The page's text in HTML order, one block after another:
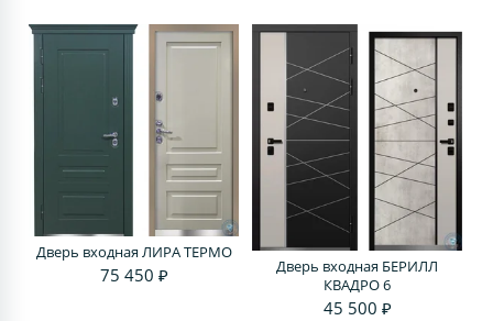
Дверь входная ЛИРА ТЕРМО
75 450 ₽
Дверь входная БЕРИЛЛ
КВАДРО 6
45 500 ₽